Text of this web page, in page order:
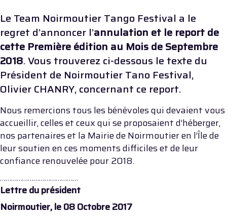
Le Team Noirmoutier Tango Festival a le
regret d’annoncer l’annulation et le report de
cette Première édition au Mois de Septembre
2018. Vous trouverez ci-dessous le texte du
Président de Noirmoutier Tano Festival,
Olivier CHANRY, concernant ce report.
Nous remercions tous les bénévoles qui devaient vous
accueillir, celles et ceux qui se proposaient d’héberger,
nos partenaires et la Mairie de Noirmoutier en l’Île de
leur soutien en ces moments difficiles et de leur
confiance renouvelée pour 2018.
……………………………………
Lettre du président
Noirmoutier, le 08 Octobre 2017